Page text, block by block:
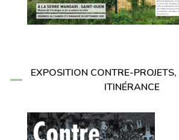
EXPOSITION CONTRE-PROJETS,
ITINÉRANCE